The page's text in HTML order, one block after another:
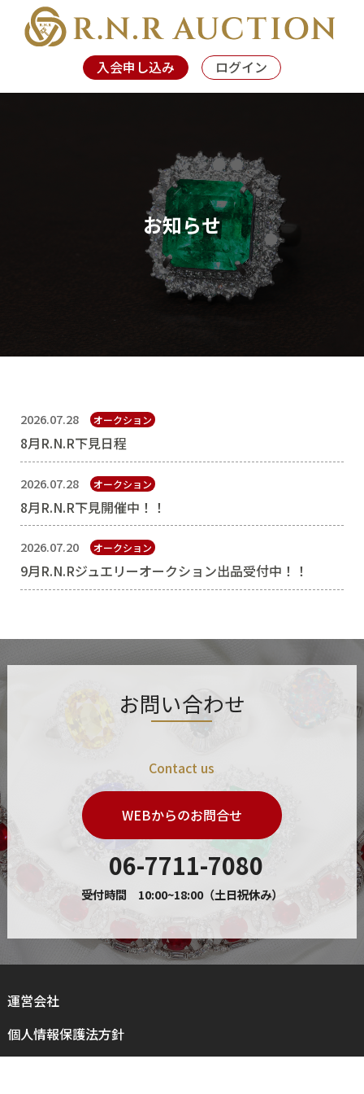
入会申し込み ログイン
お知らせ
2026.07.28 オークション
8月R.N.R下見日程
2026.07.28 オークション
8月R.N.R下見開催中！！
2026.07.20 オークション
9月R.N.Rジュエリーオークション出品受付中！！
お問い合わせ
Contact us
WEBからのお問合せ
06-7711-7080
受付時間 10:00~18:00（土日祝休み）
運営会社
個人情報保護法方針